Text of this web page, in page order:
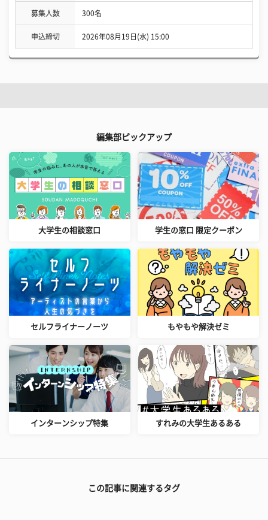
募集人数 300名
申込締切 2026年08月19日(水) 15:00
編集部ピックアップ
大学生の相談窓口 学生の窓口 限定クーポン
セルフライナーノーツ もやもや解決ゼミ
インターンシップ特集 すれみの大学生あるある
この記事に関連するタグ